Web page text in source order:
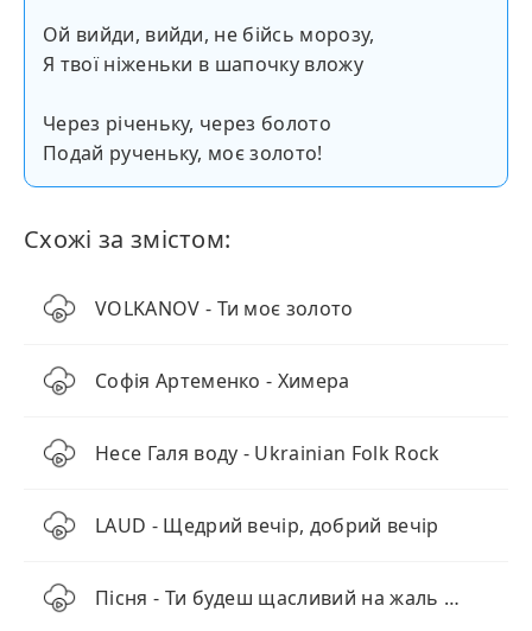
Ой вийди, вийди, не бійсь морозу,
Я твої ніженьки в шапочку вложу
Через річеньку, через болото
Подай рученьку, моє золото!
Схожі за змістом:
VOLKANOV - Ти моє золото
Софія Артеменко - Химера
Несе Галя воду - Ukrainian Folk Rock
LAUD - Щедрий вечір, добрий вечір
Пісня - Ти будеш щасливий на жаль не зі мною